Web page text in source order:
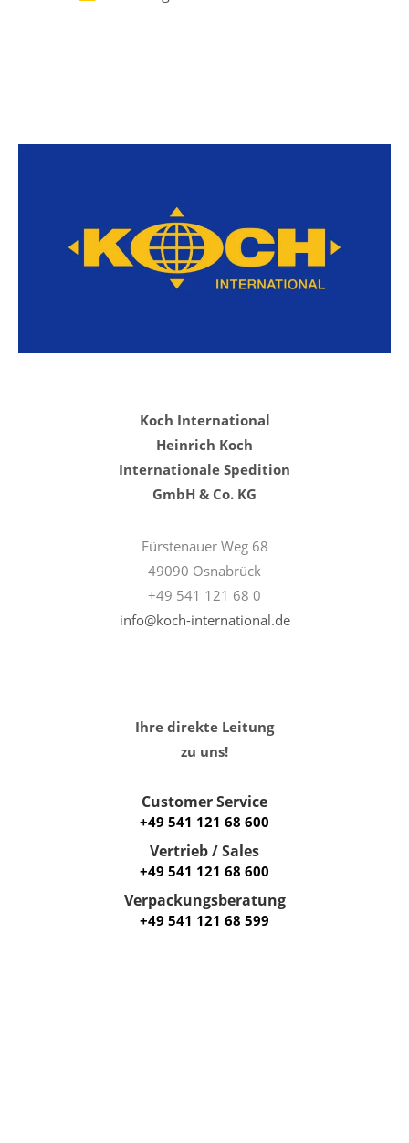
Koch International
Heinrich Koch
Internationale Spedition
GmbH & Co. KG
Fürstenauer Weg 68
49090 Osnabrück
+49 541 121 68 0
info@koch-international.de
Ihre direkte Leitung
zu uns!
Customer Service
+49 541 121 68 600
Vertrieb / Sales
+49 541 121 68 600
Verpackungsberatung
+49 541 121 68 599